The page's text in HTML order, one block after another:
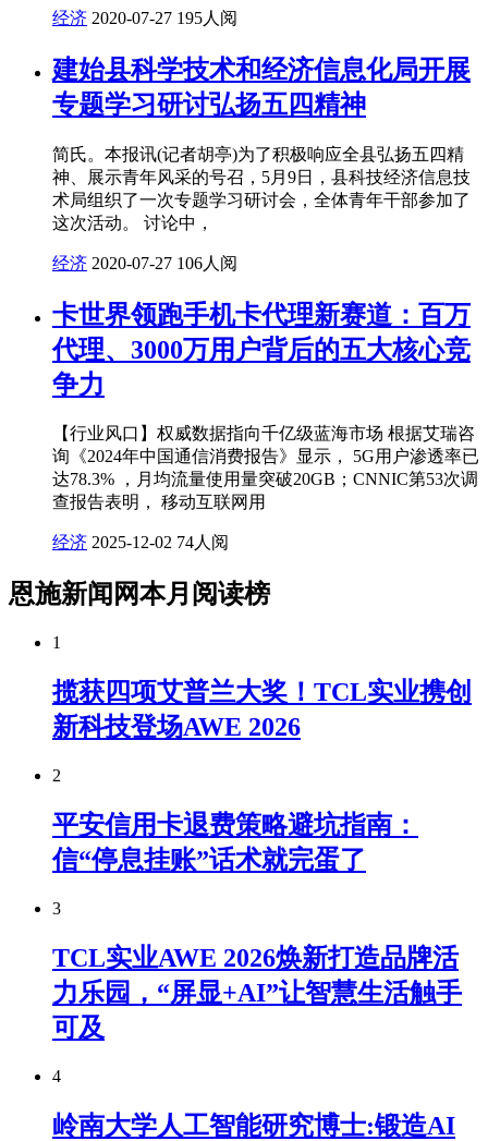
经济 2020-07-27 195人阅
建始县科学技术和经济信息化局开展
专题学习研讨弘扬五四精神
简氏。本报讯(记者胡亭)为了积极响应全县弘扬五四精
神、展示青年风采的号召，5月9日，县科技经济信息技
术局组织了一次专题学习研讨会，全体青年干部参加了
这次活动。 讨论中，
经济 2020-07-27 106人阅
卡世界领跑手机卡代理新赛道：百万
代理、3000万用户背后的五大核心竞
争力
【行业风口】权威数据指向千亿级蓝海市场 根据艾瑞咨
询《2024年中国通信消费报告》显示， 5G用户渗透率已
达78.3% ，月均流量使用量突破20GB；CNNIC第53次调
查报告表明， 移动互联网用
经济 2025-12-02 74人阅
恩施新闻网本月阅读榜
1
揽获四项艾普兰大奖！TCL实业携创
新科技登场AWE 2026
2
平安信用卡退费策略避坑指南：
信“停息挂账”话术就完蛋了
3
TCL实业AWE 2026焕新打造品牌活
力乐园，“屏显+AI”让智慧生活触手
可及
4
岭南大学人工智能研究博士:锻造AI